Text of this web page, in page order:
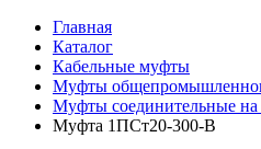
Главная
Каталог
Кабельные муфты
Муфты
Муфты соединительные
Муфта 1ПСт20-300-В